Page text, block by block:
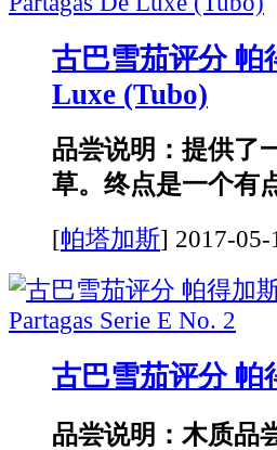
古巴雪茄评分 帕
Luxe (Tubo)
品尝说明：提供了
草。终点是一个有
[帕塔加斯] 2017-
古巴雪茄评分 帕
品尝说明：木质品